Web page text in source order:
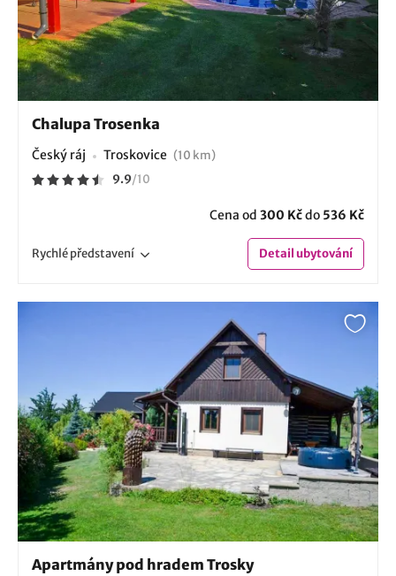
Chalupa Trosenka
Český ráj Troskovice (10 km)
9.9/10
Cena od 300 Kčdo 536 Kč
Rychlépředstavení Detailubytování
Apartmány pod hradem Trosky